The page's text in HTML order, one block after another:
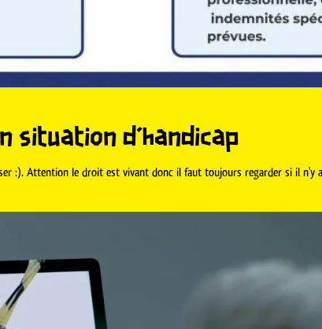
situation d'handicap
:). Attention le droit est vivant donc il faut toujours regarder si il n'y